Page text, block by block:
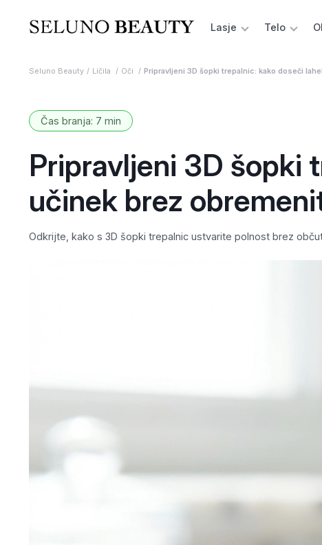
Lasje Telo
Seluno Beauty Ličila Oči Pripravljeni 3D šopki trepalnic: kako doseči
Čas branja: 7 min
Pripravljeni 3D šopki
učinek brez
Odkrijte, kako s 3D šopki trepalnic ustvarite polnost brez